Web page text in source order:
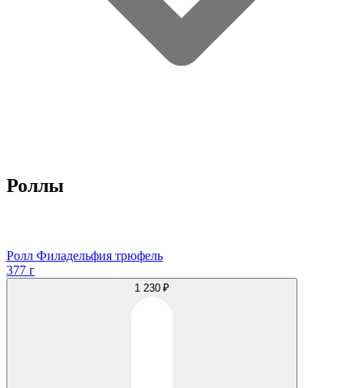
Роллы
Ролл Филадельфия трюфель
377 г
1 230 ₽